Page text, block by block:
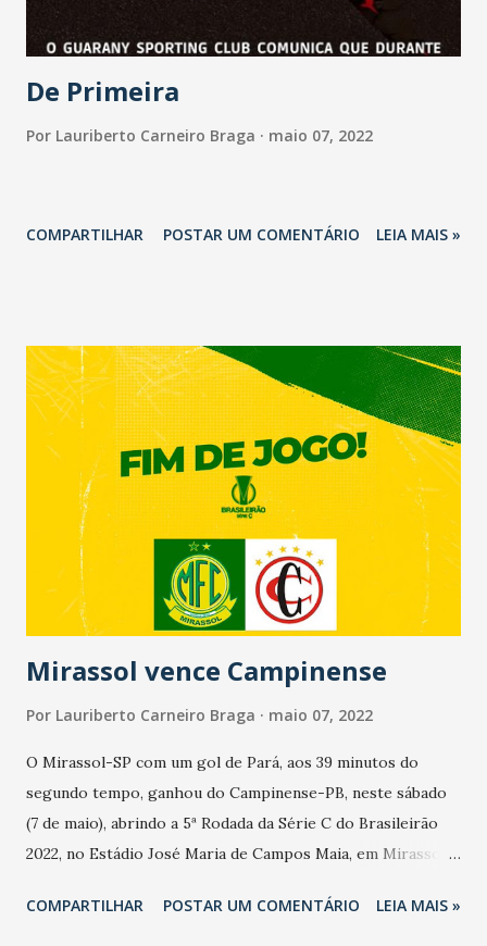
De Primeira
Por Lauriberto Carneiro Braga maio 07, 2022
COMPARTILHAR POSTAR UM COMENTÁRIO LEIA MAIS »
Mirassol vence Campinense
Por Lauriberto Carneiro Braga maio 07, 2022
O Mirassol-SP com um gol de Pará, aos 39 minutos do
segundo tempo, ganhou do Campinense-PB, neste sábado
(7 de maio), abrindo a 5ª Rodada da Série C do Brasileirão
2022, no Estádio José Maria de Campos Maia, em Mirassol.
(Heitor). Rodrigo Sam. Daniel. Rhuan (Pará). Osmar Júnior.
COMPARTILHAR POSTAR UM COMENTÁRIO LEIA MAIS »